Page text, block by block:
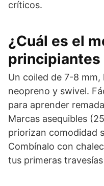
críticos.
¿Cuál es el
principiantes
Un coiled de 7-8
neopreno y swivel.
para aprender
Marcas asequibles
priorizan comodidad
Combínalo con
tus primeras